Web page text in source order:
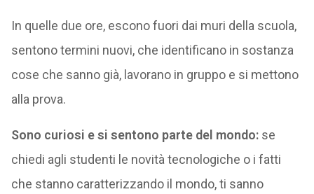
In quelle due ore, escono fuori dai muri della scuola,
sentono termini nuovi, che identificano in sostanza
cose che sanno già, lavorano in gruppo e si mettono
alla prova.
Sono curiosi e si sentono parte del mondo:se
chiedi agli studenti le novità tecnologiche o i fatti
che stanno caratterizzando il mondo, ti sanno